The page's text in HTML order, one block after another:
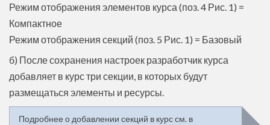
Режим отображения элементов курса (поз. 4 Рис. 1) =
Компактное
Режим отображения секций (поз. 5 Рис. 1) = Базовый
б) После сохранения настроек разработчик курса
добавляет в курс три секции, в которых будут
размещаться элементы и ресурсы.
Подробнее о добавлении секций в курс см. в